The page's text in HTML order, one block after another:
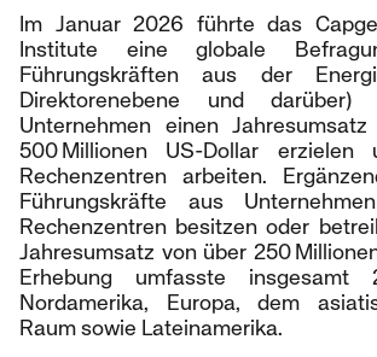
Im Januar 2026 führte das
Institute eine globale
Führungskräften aus der
Direktorenebene und darüber)
Unternehmen einen
500 Millionen US-Dollar
Rechenzentren arbeiten.
Führungskräfte aus
Rechenzentren besitzen oder
Jahresumsatz von über 250
Erhebung umfasste
Nordamerika, Europa, dem
Raum sowie Lateinamerika.